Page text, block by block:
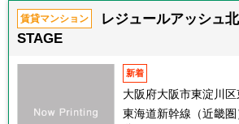
賃貸マンション
レジュールアッシュ
STAGE
新着
大阪府大阪市東淀川区
東海道新幹線（近畿